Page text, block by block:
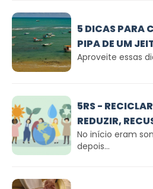
5 DICAS PARA
PIPA DE UM
Aproveite essas
5RS -
REDUZIR,
No início eram
depois...